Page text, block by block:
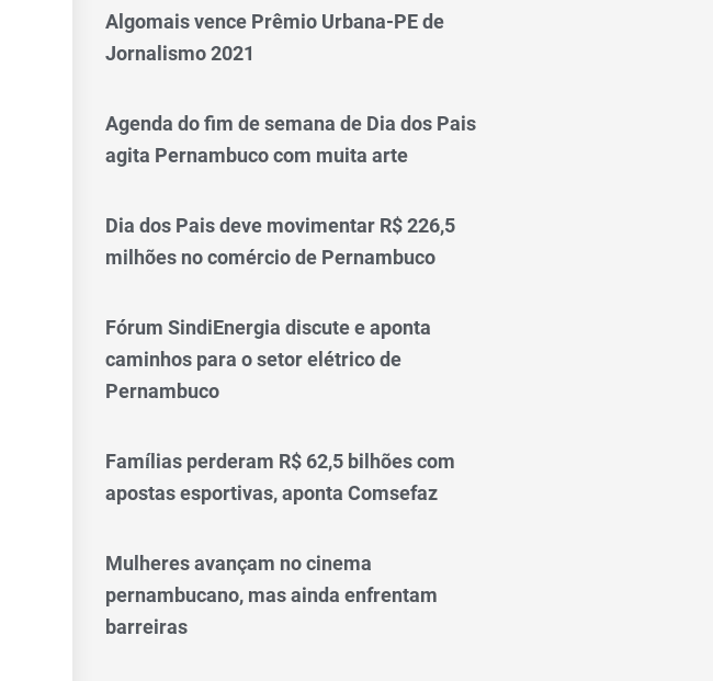
Algomais vence Prêmio Urbana-PE de
Jornalismo 2021
Agenda do fim de semana de Dia dos Pais
agita Pernambuco com muita arte
Dia dos Pais deve movimentar R$ 226,5
milhões no comércio de Pernambuco
Fórum SindiEnergia discute e aponta
caminhos para o setor elétrico de
Pernambuco
Famílias perderam R$ 62,5 bilhões com
apostas esportivas, aponta Comsefaz
Mulheres avançam no cinema
pernambucano, mas ainda enfrentam
barreiras